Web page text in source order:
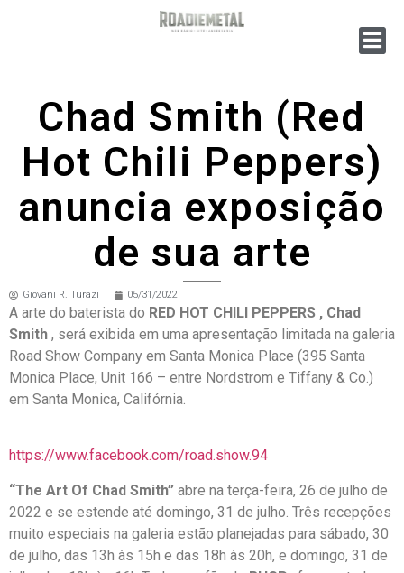
Chad Smith (Red
Hot Chili Peppers)
anuncia exposição
de sua arte
Giovani R. Turazi 05/31/2022
A arte do baterista do RED HOT CHILI PEPPERS , Chad
Smith , será exibida em uma apresentação limitada na galeria
Road Show Company em Santa Monica Place (395 Santa
Monica Place, Unit 166 – entre Nordstrom e Tiffany & Co.)
em Santa Monica, Califórnia.
https://www.facebook.com/road.show.94
“The Art Of Chad Smith” abre na terça-feira, 26 de julho de
2022 e se estende até domingo, 31 de julho. Três recepções
muito especiais na galeria estão planejadas para sábado, 30
de julho, das 13h às 15h e das 18h às 20h, e domingo, 31 de